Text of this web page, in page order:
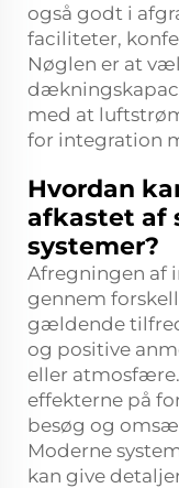
også godt i
faciliteter,
Nøglen er at
med at
for integration
Hvordan
afkastet af
systemer?
Afregningen af
gennem
gældende
og positive
eller
effekterne på
besøg og
Moderne
kan give